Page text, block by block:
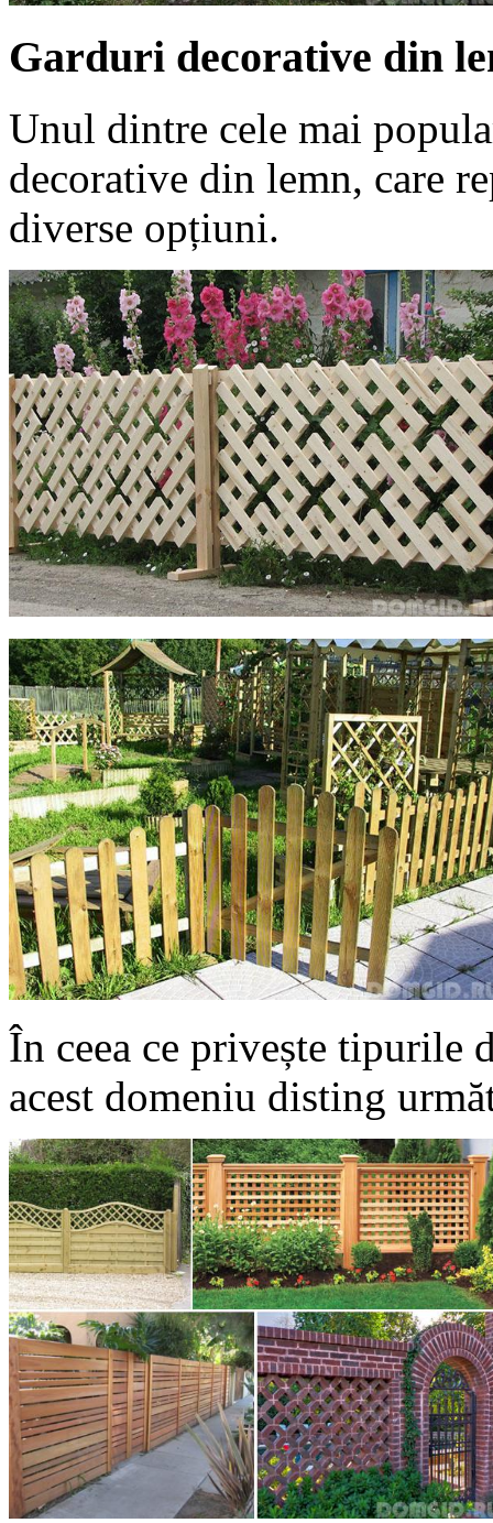
Garduri decorative din
Unul dintre cele mai
decorative din lemn, care
diverse opțiuni.
În ceea ce privește tipurile
acest domeniu disting